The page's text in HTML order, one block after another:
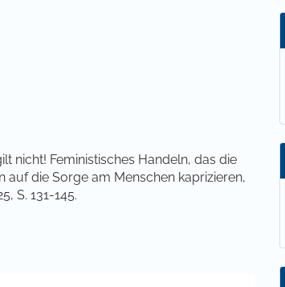
Gebühr
nicht! Feministisches Handeln, das die
auf die Sorge am Menschen kaprizieren,
S. 131-145.